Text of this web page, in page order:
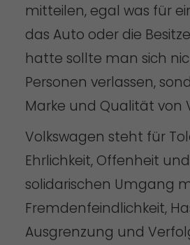
mitteilen, egal was für
das Auto oder die
hatte sollte man sich
Personen verlassen,
Marke und Qualität von
Volkswagen steht für
Ehrlichkeit, Offenheit
solidarischen Umgang
Fremdenfeindlichkeit,
Ausgrenzung und